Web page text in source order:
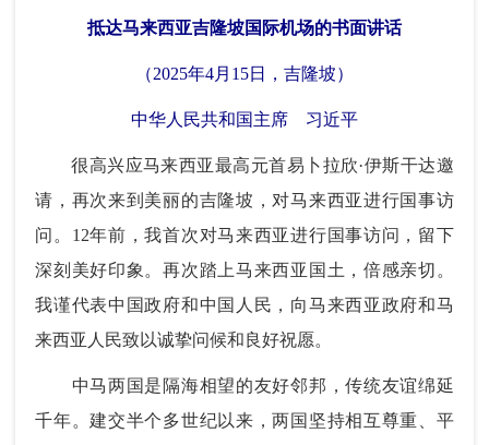
抵达马来西亚吉隆坡国际机场的书面讲话
（2025年4月15日，吉隆坡）
中华人民共和国主席 习近平
很高兴应马来西亚最高元首易卜拉欣·伊斯干达邀
请，再次来到美丽的吉隆坡，对马来西亚进行国事访
问。12年前，我首次对马来西亚进行国事访问，留下
深刻美好印象。再次踏上马来西亚国土，倍感亲切。
我谨代表中国政府和中国人民，向马来西亚政府和马
来西亚人民致以诚挚问候和良好祝愿。
中马两国是隔海相望的友好邻邦，传统友谊绵延
千年。建交半个多世纪以来，两国坚持相互尊重、平